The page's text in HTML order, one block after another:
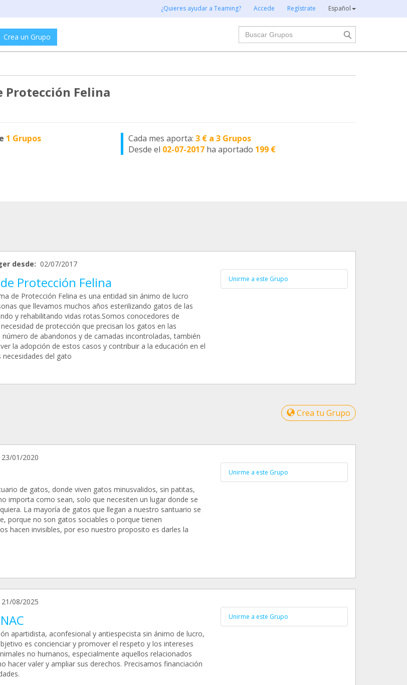
¿Quieres ayudar a Teaming? Accede Regístrate Español
Crea un Grupo
Buscar
Protección Felina
1 Grupos
Cada mes aporta:3 € a 3 Grupos
Desde el 02-07-2017 ha aportado 199 €
desde: 02/07/2017
Protección Felina
de Protección Felina es una entidad sin ánimo de lucro
que llevamos muchos años esterilizando gatos de las
y rehabilitando vidas rotas.Somos conocedores de
de protección que precisan los gatos en las
número de abandonos y de camadas incontroladas, también
la adopción de estos casos y contribuir a la educación en el
del gato
Unirme a este Grupo
Crea tu Grupo
23/01/2020
de gatos, donde viven gatos minusvalidos, sin patitas,
importa como sean, solo que necesiten un lugar donde se
La mayoría de gatos que llegan a nuestro santuario se
porque no son gatos sociables o porque tienen
hacen invisibles, por eso nuestro proposito es darles la
Unirme a este Grupo
21/08/2025
apartidista, aconfesional y antiespecista sin ánimo de lucro,
es concienciar y promover el respeto y los intereses
no humanos, especialmente aquellos relacionados
hacer valer y ampliar sus derechos. Precisamos financiación
Unirme a este Grupo